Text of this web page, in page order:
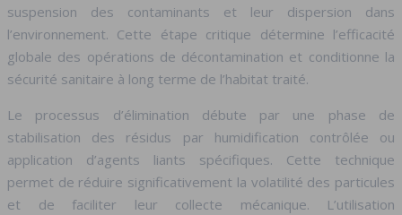
suspension des contaminants et leur dispersion dans
l’environnement. Cette étape critique détermine l’efficacité
globale des opérations de décontamination et conditionne la
sécurité sanitaire à long terme de l’habitat traité.
Le processus d’élimination débute par une phase de
stabilisation des résidus par humidification contrôlée ou
application d’agents liants spécifiques. Cette technique
permet de réduire significativement la volatilité des particules
et de faciliter leur collecte mécanique. L’utilisation